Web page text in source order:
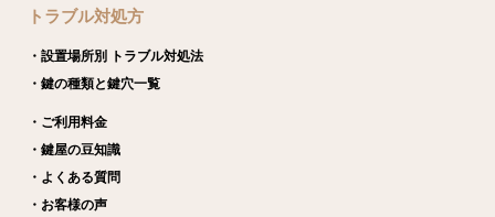
トラブル対処方
・設置場所別 トラブル対処法
・鍵の種類と鍵穴一覧
・ご利用料金
・鍵屋の豆知識
・よくある質問
・お客様の声